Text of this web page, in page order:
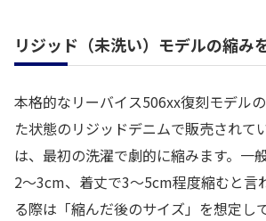
リジッド（未洗い）モデルの縮み
本格的なリーバイス506xx復刻モデル
た状態のリジッドデニムで販売されて
は、最初の洗濯で劇的に縮みます。一
2〜3cm、着丈で3〜5cm程度縮むと言
る際は「縮んだ後のサイズ」を想定し